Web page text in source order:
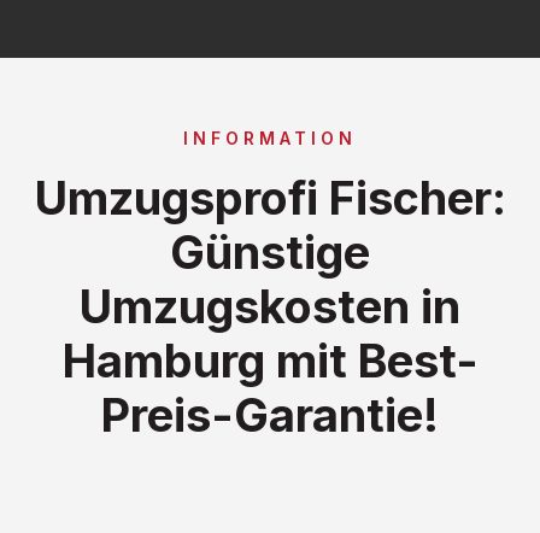
INFORMATION
Umzugsprofi Fischer:
Günstige
Umzugskosten in
Hamburg mit Best-
Preis-Garantie!